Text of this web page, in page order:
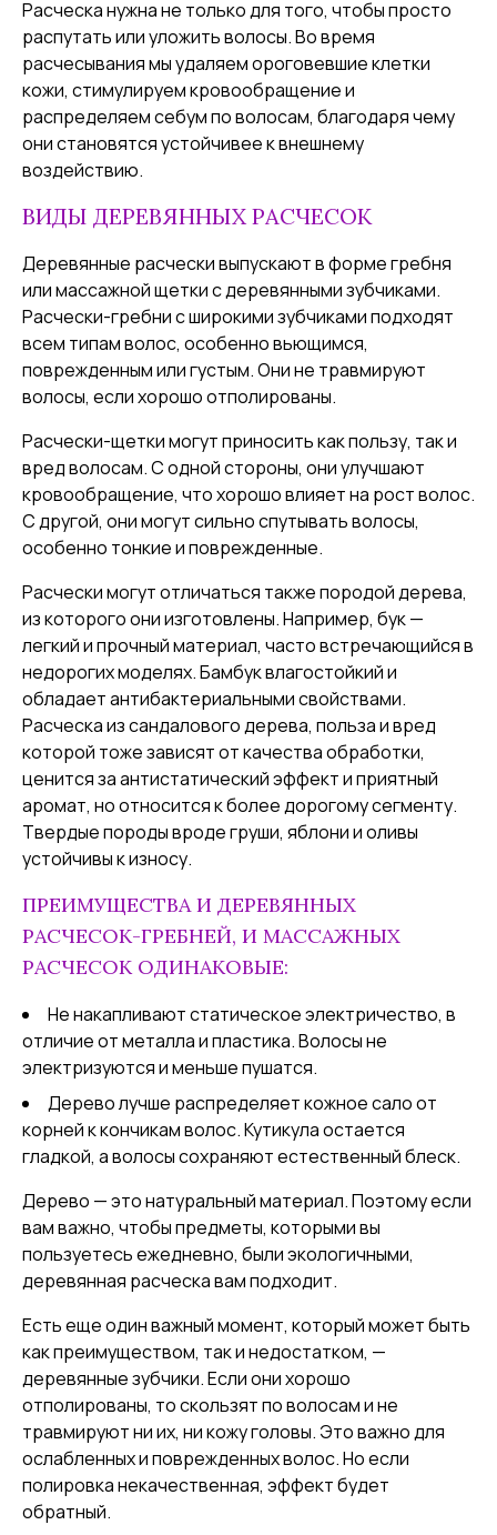
Расческа нужна не только для того, чтобы просто
распутать или уложить волосы. Во время
расчесывания мы удаляем ороговевшие клетки
кожи, стимулируем кровообращение и
распределяем себум по волосам, благодаря чему
они становятся устойчивее к внешнему
воздействию.
ВИДЫ ДЕРЕВЯННЫХ РАСЧЕСОК
Деревянные расчески выпускают в форме гребня
или массажной щетки с деревянными зубчиками.
Расчески-гребни с широкими зубчиками подходят
всем типам волос, особенно вьющимся,
поврежденным или густым. Они не травмируют
волосы, если хорошо отполированы.
Расчески-щетки могут приносить как пользу, так и
вред волосам. С одной стороны, они улучшают
кровообращение, что хорошо влияет на рост волос.
С другой, они могут сильно спутывать волосы,
особенно тонкие и поврежденные.
Расчески могут отличаться также породой дерева,
из которого они изготовлены. Например, бук —
легкий и прочный материал, часто встречающийся в
недорогих моделях. Бамбук влагостойкий и
обладает антибактериальными свойствами.
Расческа из сандалового дерева, польза и вред
которой тоже зависят от качества обработки,
ценится за антистатический эффект и приятный
аромат, но относится к более дорогому сегменту.
Твердые породы вроде груши, яблони и оливы
устойчивы к износу.
ПРЕИМУЩЕСТВА И ДЕРЕВЯННЫХ
РАСЧЕСОК-ГРЕБНЕЙ, И МАССАЖНЫХ
РАСЧЕСОК ОДИНАКОВЫЕ:
Не накапливают статическое электричество, в
отличие от металла и пластика. Волосы не
электризуются и меньше пушатся.
Дерево лучше распределяет кожное сало от
корней к кончикам волос. Кутикула остается
гладкой, а волосы сохраняют естественный блеск.
Дерево — это натуральный материал. Поэтому если
вам важно, чтобы предметы, которыми вы
пользуетесь ежедневно, были экологичными,
деревянная расческа вам подходит.
Есть еще один важный момент, который может быть
как преимуществом, так и недостатком, —
деревянные зубчики. Если они хорошо
отполированы, то скользят по волосам и не
травмируют ни их, ни кожу головы. Это важно для
ослабленных и поврежденных волос. Но если
полировка некачественная, эффект будет
обратный.